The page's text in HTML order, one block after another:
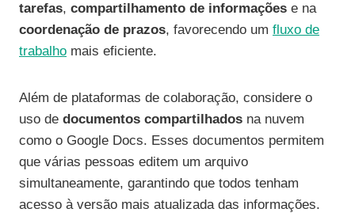
tarefas, compartilhamento de informações e na
coordenação de prazos, favorecendo um fluxo de
trabalho mais eficiente.
Além de plataformas de colaboração, considere o
uso de documentos compartilhados na nuvem
como o Google Docs. Esses documentos permitem
que várias pessoas editem um arquivo
simultaneamente, garantindo que todos tenham
acesso à versão mais atualizada das informações.